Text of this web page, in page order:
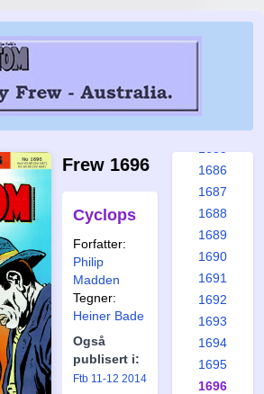
Frew 1696
Cyclops
Forfatter:
Philip
Madden
Tegner:
Heiner Bade
Også
publisert i:
Ftb 11-12 2014
1679
1680
1686
1687
1688
1689
1690
1691
1692
1693
1694
1695
1696